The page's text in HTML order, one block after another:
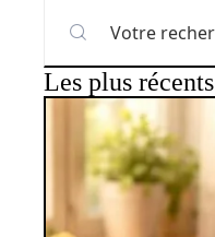
Les plus récents